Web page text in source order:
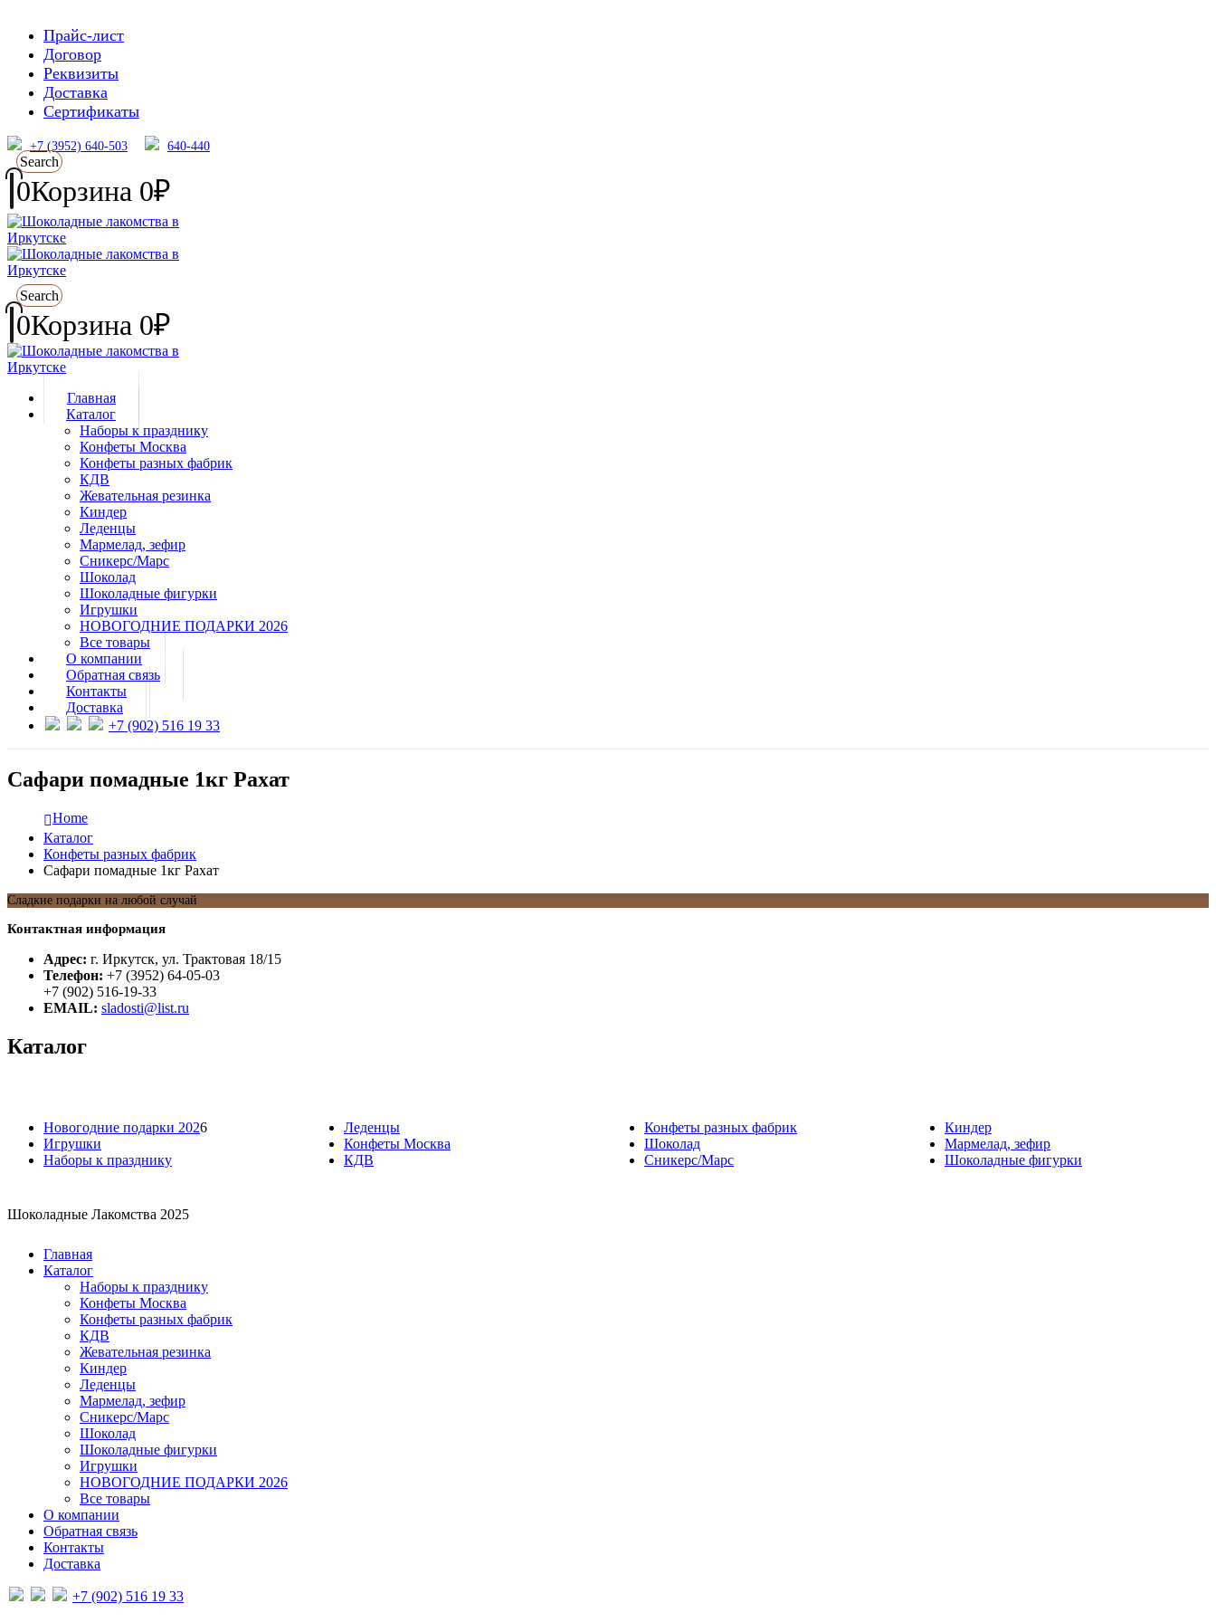
Прайс-лист
Договор
Реквизиты
Доставка
Сертификаты
+7 (3952) 640-503 640-440
Search
0Корзина 0₽
Search
0Корзина 0₽
Главная
Каталог
Наборы к празднику
Конфеты Москва
Конфеты разных фабрик
КДВ
Жевательная резинка
Киндер
Леденцы
Мармелад, зефир
Сникерс/Марс
Шоколад
Шоколадные фигурки
Игрушки
НОВОГОДНИЕ ПОДАРКИ 2026
Все товары
О компании
Обратная связь
Контакты
Доставка
+7 (902) 516 19 33
Сафари помадные 1кг Рахат
Home
Каталог
Конфеты разных фабрик
Сафари помадные 1кг Рахат
Сладкие подарки на любой случай
Контактная информация
Адрес: г. Иркутск, ул. Трактовая 18/15
Телефон: +7 (3952) 64-05-03
+7 (902) 516-19-33
EMAIL: sladosti@list.ru
Каталог
Новогодние подарки 2026
Игрушки
Наборы к празднику
Леденцы
Конфеты Москва
КДВ
Конфеты разных фабрик
Шоколад
Сникерс/Марс
Киндер
Мармелад, зефир
Шоколадные фигурки
Шоколадные Лакомства 2025
Главная
Каталог
Наборы к празднику
Конфеты Москва
Конфеты разных фабрик
КДВ
Жевательная резинка
Киндер
Леденцы
Мармелад, зефир
Сникерс/Марс
Шоколад
Шоколадные фигурки
Игрушки
НОВОГОДНИЕ ПОДАРКИ 2026
Все товары
О компании
Обратная связь
Контакты
Доставка
+7 (902) 516 19 33